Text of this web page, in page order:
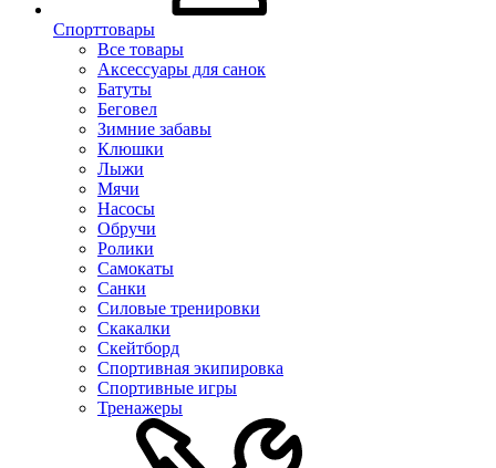
Спорттовары
Все товары
Аксессуары для санок
Батуты
Беговел
Зимние забавы
Клюшки
Лыжи
Мячи
Насосы
Обручи
Ролики
Самокаты
Санки
Силовые тренировки
Скакалки
Скейтборд
Спортивная экипировка
Спортивные игры
Тренажеры